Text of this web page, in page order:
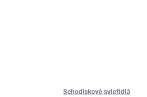
Schodiskové svietidlá